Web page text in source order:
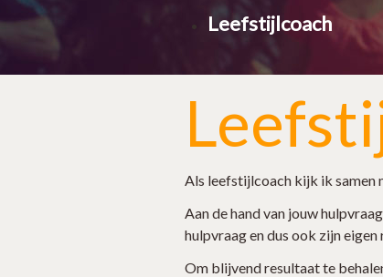
Leefstijlcoach
Als leefstijlcoach kijk ik samen
Aan de hand van jouw
hulpvraag en dus ook zijn eigen
Om blijvend resultaat te